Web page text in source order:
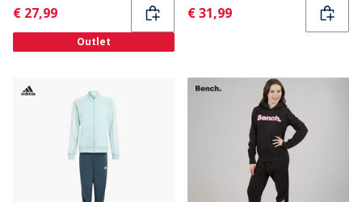
Current
€ 27,99
Outlet
Current
€ 31,99